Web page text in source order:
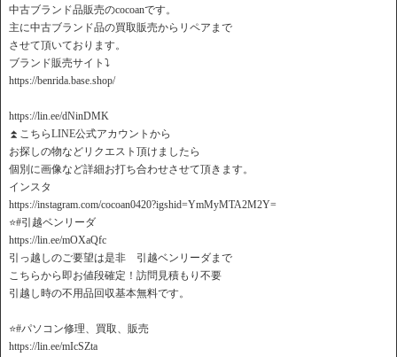
中古ブランド品販売のcocoanです。
主に中古ブランド品の買取販売からリペアまで
させて頂いております。
ブランド販売サイト⤵️
https://benrida.base.shop/
https://lin.ee/dNinDMK
⏫こちらLINE公式アカウントから
お探しの物などリクエスト頂けましたら
個別に画像など詳細お打ち合わせさせて頂きます。
インスタ
https://instagram.com/cocoan0420?igshid=YmMyMTA2M2Y=
⭐️#引越ベンリーダ
https://lin.ee/mOXaQfc
引っ越しのご要望は是非 引越ベンリーダまで
こちらから即お値段確定！訪問見積もり不要
引越し時の不用品回収基本無料です。
⭐️#パソコン修理、買取、販売
https://lin.ee/mIcSZta